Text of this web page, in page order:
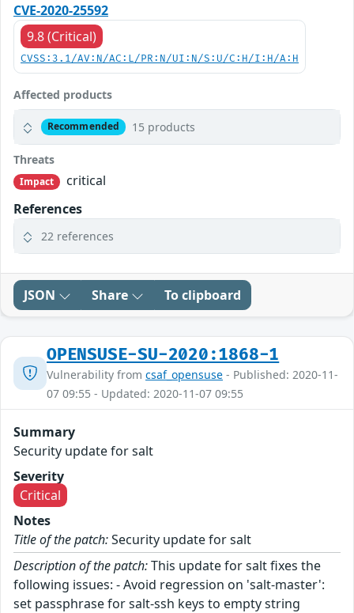
CVE-2020-25592
9.8 (Critical)
CVSS:3.1/AV:N/AC:L/PR:N/UI:N/S:U/C:H/I:H/A:H
Affected products
Recommended 15 products
Threats
Impact
critical
References
22 references
JSON Share To clipboard
OPENSUSE-SU-2020:1868-1
Vulnerability from csaf_opensuse - Published: 2020-11-
07 09:55 - Updated: 2020-11-07 09:55
Summary
Security update for salt
Severity
Critical
Notes
Title of the patch:Security update for salt
Description of the patch:This update for salt fixes the
following issues: - Avoid regression on 'salt-master':
set passphrase for salt-ssh keys to empty string